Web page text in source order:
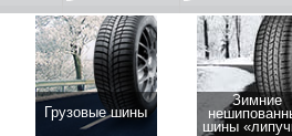
Грузовые шины
Зимние
шины